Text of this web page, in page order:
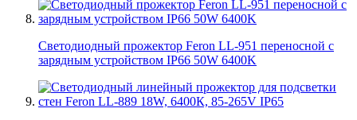
Светодиодный прожектор Feron LL-951 переносной с
зарядным устройством IP66 50W 6400K